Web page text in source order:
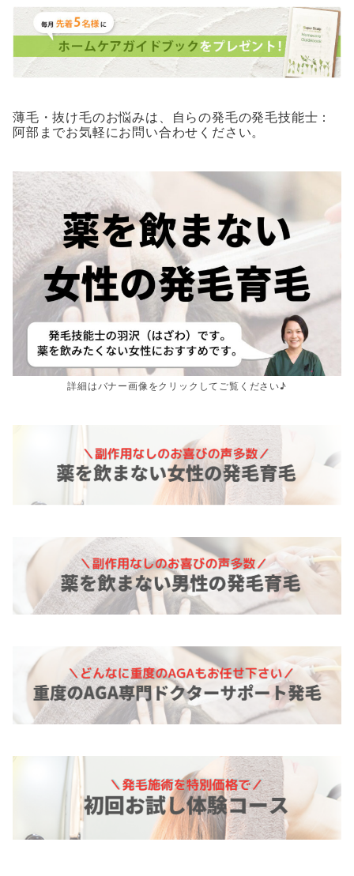
薄毛・抜け毛のお悩みは、自らの発毛の発毛技能士：
阿部までお気軽にお問い合わせください。
詳細はバナー画像をクリックしてご覧ください♪